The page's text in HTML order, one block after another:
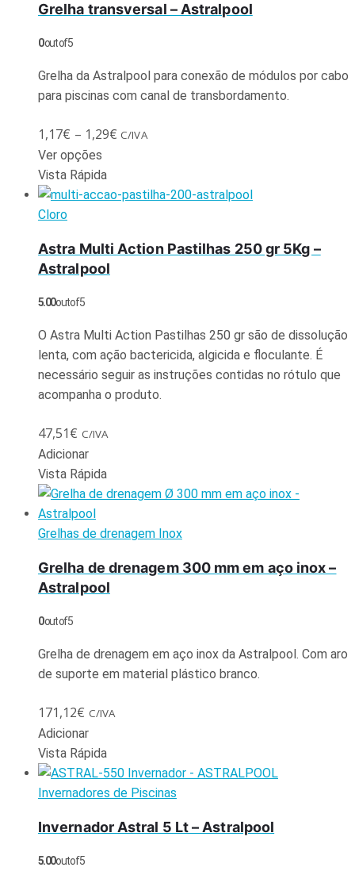
Grelha transversal – Astralpool
0out of 5
Grelha da Astralpool para conexão de módulos por cabo
para piscinas com canal de transbordamento.
1,17€ – 1,29€ C/IVA
Ver opções
Vista Rápida
Cloro
Astra Multi Action Pastilhas 250 gr 5Kg –
Astralpool
5.00out of 5
O Astra Multi Action Pastilhas 250 gr são de dissolução
lenta, com ação bactericida, algicida e floculante. É
necessário seguir as instruções contidas no rótulo que
acompanha o produto.
47,51€ C/IVA
Adicionar
Vista Rápida
Grelhas de drenagem Inox
Grelha de drenagem 300 mm em aço inox –
Astralpool
0out of 5
Grelha de drenagem em aço inox da Astralpool. Com aro
de suporte em material plástico branco.
171,12€ C/IVA
Adicionar
Vista Rápida
Invernadores de Piscinas
Invernador Astral 5 Lt – Astralpool
5.00out of 5